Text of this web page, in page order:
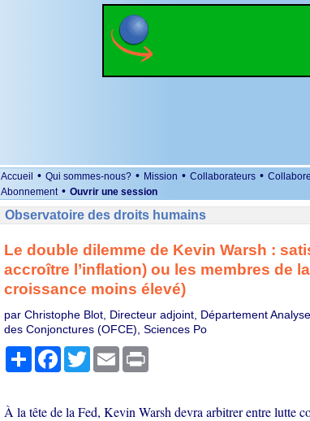
Accueil • Qui sommes-nous? • Mission • Collaborateurs •
Abonnement • Ouvrir une session
Observatoire des droits humains
Le double dilemme de Kevin Warsh :
accroître l’inflation) ou les membres de
croissance moins élevé)
par Christophe Blot, Directeur adjoint, Département
des Conjonctures (OFCE), Sciences Po
PartagerFacebook
TwitterEmail Print
À la tête de la Fed, Kevin Warsh devra arbitrer entre lutte